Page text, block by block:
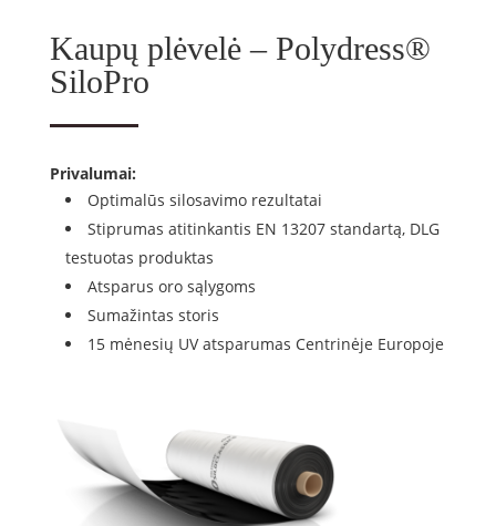
Kaupų plėvelė – Polydress®
SiloPro
Privalumai:
Optimalūs silosavimo rezultatai
Stiprumas atitinkantis EN 13207 standartą, DLG
testuotas produktas
Atsparus oro sąlygoms
Sumažintas storis
15 mėnesių UV atsparumas Centrinėje Europoje